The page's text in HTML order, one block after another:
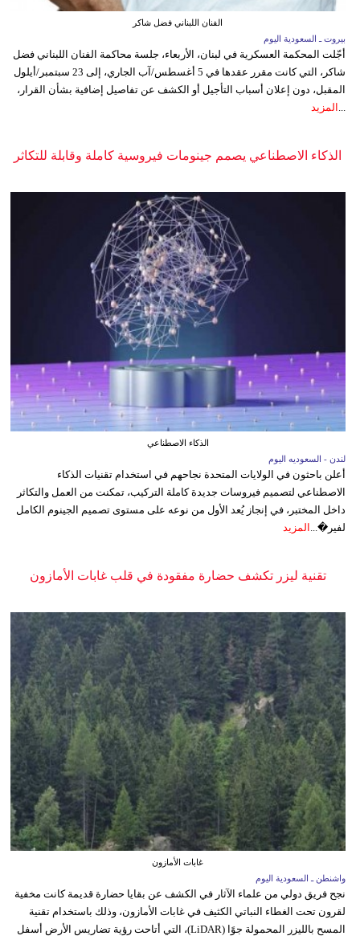
الفنان اللبناني فضل شاكر
بيروت ـ السعودية اليوم
أجّلت المحكمة العسكرية في لبنان، الأربعاء، جلسة محاكمة الفنان اللبناني فضل
شاكر، التي كانت مقرر عقدها في 5 أغسطس/آب الجاري، إلى 23 سبتمبر/أيلول
المقبل، دون إعلان أسباب التأجيل أو الكشف عن تفاصيل إضافية بشأن القرار،
المزيد
الذكاء الاصطناعي يصمم جينومات فيروسية كاملة وقابلة للتكاثر
الذكاء الاصطناعي
لندن - السعوديه اليوم
أعلن باحثون في الولايات المتحدة نجاحهم في استخدام تقنيات الذكاء
الاصطناعي لتصميم فيروسات جديدة كاملة التركيب، تمكنت من العمل والتكاثر
داخل المختبر، في إنجاز يُعد الأول من نوعه على مستوى تصميم الجينوم الكامل
لفير�... المزيد
تقنية ليزر تكشف حضارة مفقودة في قلب غابات الأمازون
غابات الأمازون
واشنطن ـ السعودية اليوم
نجح فريق دولي من علماء الآثار في الكشف عن بقايا حضارة قديمة كانت مخفية
لقرون تحت الغطاء النباتي الكثيف في غابات الأمازون، وذلك باستخدام تقنية
المسح بالليزر المحمولة جوًا (LiDAR)، التي أتاحت رؤية تضاريس الأرض أسفل